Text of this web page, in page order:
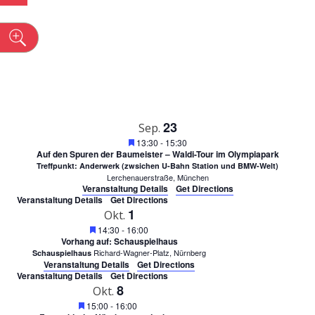
Select
date.
Sep. 23
Featured
13:30 - 15:30
Auf den Spuren der Baumeister – Waldi-Tour im Olympiapark
Treffpunkt: Anderwerk (zwsichen U-Bahn Station und BMW-Welt)
Lerchenauerstraße, München
Veranstaltung Details
Get Directions
Veranstaltung Details
Get Directions
Okt. 1
Featured
14:30 - 16:00
Vorhang auf: Schauspielhaus
Schauspielhaus Richard-Wagner-Platz, Nürnberg
Veranstaltung Details
Get Directions
Veranstaltung Details
Get Directions
Okt. 8
Featured
15:00 - 16:00